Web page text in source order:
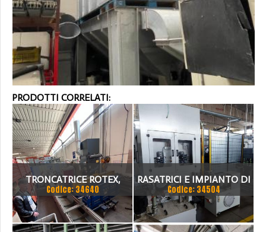
PRODOTTI CORRELATI:
TRONCATRICE ROTEX,
COMPLETA DI IMPIANTO
DI ASPIRAZIONE INDEST
Codice: 34640
RASATRICI E IMPIANTO DI
LAVAGGIO
Codice: 34504